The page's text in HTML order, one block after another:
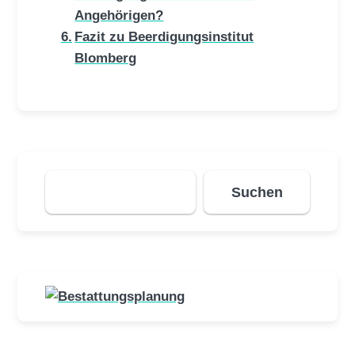
Angehörigen?
Fazit zu Beerdigungsinstitut
Blomberg
Suchen
Suchen